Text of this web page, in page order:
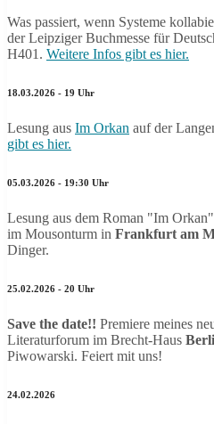
Was passiert, wenn Systeme
der Leipziger Buchmesse für
H401. Weitere Infos gibt es hier.
18.03.2026 - 19 Uhr
Lesung aus Im Orkan auf der
gibt es hier.
05.03.2026 - 19:30 Uhr
Lesung aus dem Roman "Im
im Mousonturm in Frankfurt am
Dinger.
25.02.2026 - 20 Uhr
Save the date!! Premiere meines
Literaturforum im Brecht-Haus
Piwowarski. Feiert mit uns!
24.02.2026